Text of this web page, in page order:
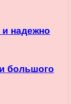
надежно
большого